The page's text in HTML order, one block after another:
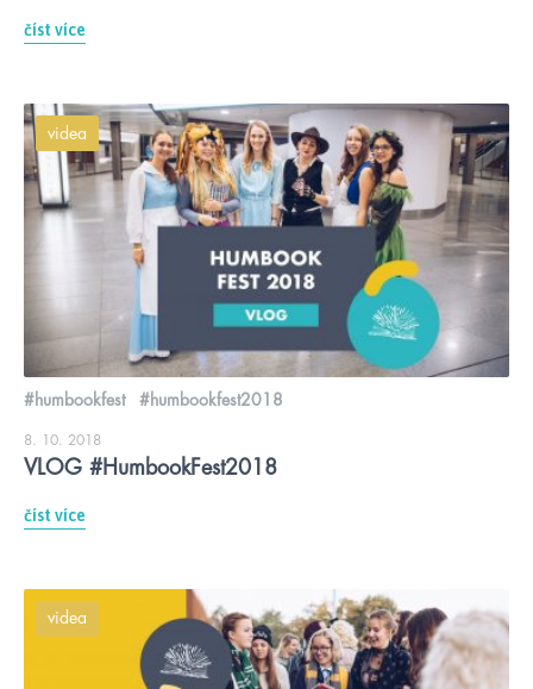
číst více
videa
#humbookfest #humbookfest2018
8. 10. 2018
VLOG #HumbookFest2018
číst více
videa